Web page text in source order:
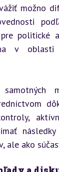
možno
politické
v oblasti
samotných
ale ako